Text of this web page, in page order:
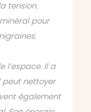
tension.
pour
l’espace. Il a
peut nettoyer
également